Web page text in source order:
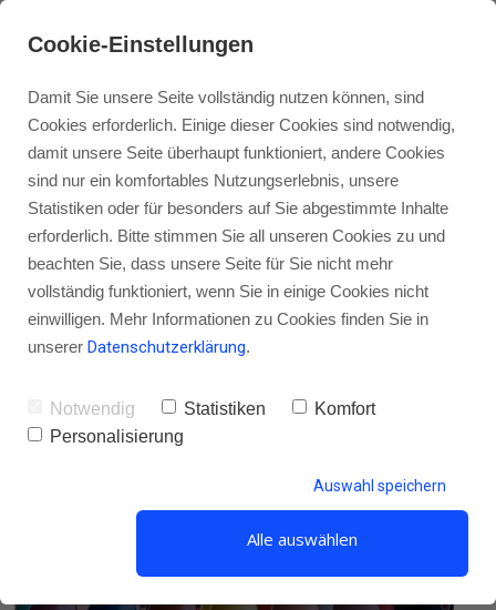
Podcast-Helden-Konferenz: Blick
hinter die Kulissen und was dich
erwartet, auch wenn du nicht
kommst
von Gordon Schönwälder
HINTERLASSE EINEN KOMMENTAR
Cookie-Einstellungen
Damit Sie unsere Seite vollständig nutzen können, sind
Cookies erforderlich. Einige dieser Cookies sind notwendig,
damit unsere Seite überhaupt funktioniert, andere Cookies
sind nur ein komfortables Nutzungserlebnis, unsere
Statistiken oder für besonders auf Sie abgestimmte Inhalte
erforderlich. Bitte stimmen Sie all unseren Cookies zu und
beachten Sie, dass unsere Seite für Sie nicht mehr
vollständig funktioniert, wenn Sie in einige Cookies nicht
einwilligen. Mehr Informationen zu Cookies finden Sie in
unserer Datenschutzerklärung.
Notwendig Statistiken
Komfort
Personalisierung
Auswahl speichern
Alle auswählen